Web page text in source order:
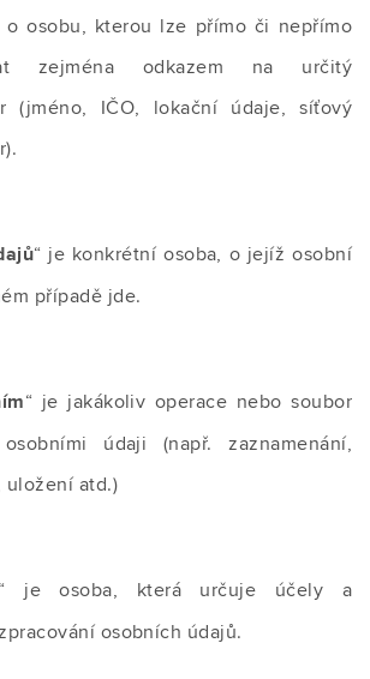
o osobu, kterou lze přímo či nepřímo
zejména odkazem na určitý
(jméno, IČO, lokační údaje, síťový
“ je konkrétní osoba, o jejíž osobní
případě jde.
“ je jakákoliv operace nebo soubor
údaji (např. zaznamenání,
uložení atd.)
“ je osoba, která určuje účely a
osobních údajů.